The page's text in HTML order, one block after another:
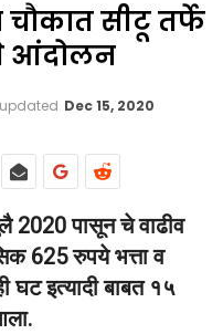
सीटू तर्फे
आंदोलन
Dec 15, 2020
2020 पासून चे वाढीव
625 रुपये भत्ता व
घट इत्यादी बाबत १५